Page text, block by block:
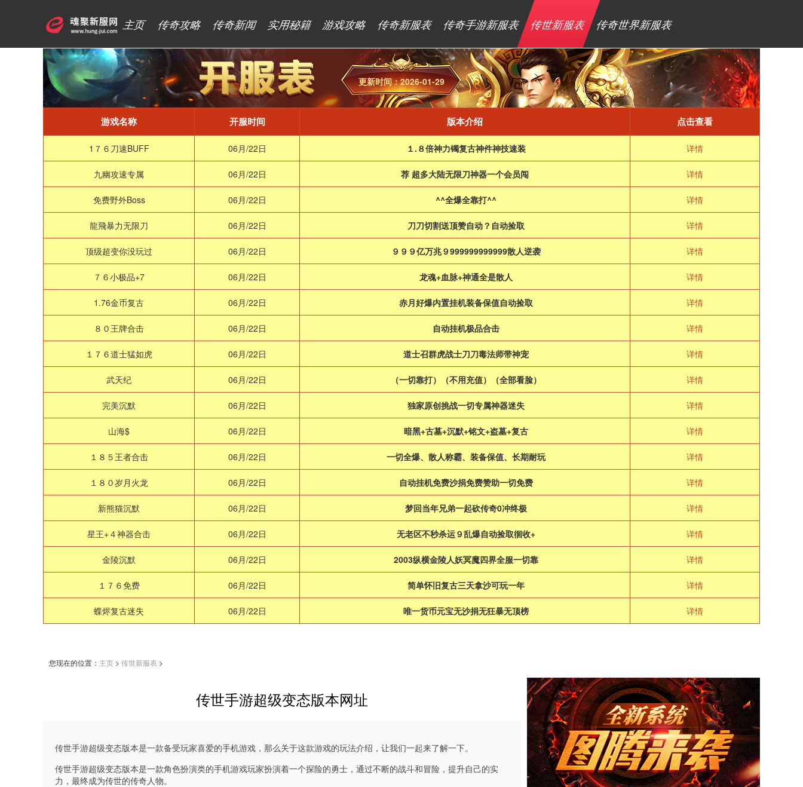
主页 传奇攻略 传奇新闻 实用秘籍 游戏攻略 传奇新服表 传奇手游新服表 传世新服表 传奇世界新服表
更新时间：2026-01-29
游戏名称 开服时间 版本介绍 点击查看
1７６刀速BUFF 06月/22日 １.８倍神力镯复古神件神技速装 详情
九幽攻速专属 06月/22日 荐 超多大陆无限刀神器一个会员闯 详情
免费野外Boss 06月/22日 ^^全爆全靠打^^ 详情
龍飛暴力无限刀 06月/22日 刀刀切割送顶赞自动？自动捡取 详情
顶级超变你没玩过 06月/22日 ９９９亿万兆９999999999999散人逆袭 详情
７６小极品+7 06月/22日 龙魂+血脉+神通全是散人 详情
1.76金币复古 06月/22日 赤月好爆内置挂机装备保值自动捡取 详情
８０王牌合击 06月/22日 自动挂机极品合击 详情
１７６道士猛如虎 06月/22日 道士召群虎战士刀刀毒法师带神宠 详情
武天纪 06月/22日 （一切靠打）（不用充值）（全部看脸） 详情
完美沉默 06月/22日 独家原创挑战一切专属神器迷失 详情
山海$ 06月/22日 暗黑+古墓+沉默+铭文+盗墓+复古 详情
１８５王者合击 06月/22日 一切全爆、散人称霸、装备保值、长期耐玩 详情
１８０岁月火龙 06月/22日 自动挂机免费沙捐免费赞助一切免费 详情
新熊猫沉默 06月/22日 梦回当年兄弟一起砍传奇0冲终极 详情
星王+４神器合击 06月/22日 无老区不秒杀运９乱爆自动捡取徊收+ 详情
金陵沉默 06月/22日 2003纵横金陵人妖冥魔四界全服一切靠 详情
１７６免费 06月/22日 简单怀旧复古三天拿沙可玩一年 详情
蝶烬复古迷失 06月/22日 唯一货币元宝无沙捐无狂暴无顶榜 详情
您现在的位置： 主页 > 传世新服表 >
传世手游超级变态版本网址
传世手游超级变态版本是一款备受玩家喜爱的手机游戏，那么关于这款游戏的玩法介绍，让我们一起来了解一下。
传世手游超级变态版本是一款角色扮演类的手机游戏玩家扮演着一个探险的勇士，通过不断的战斗和冒险，提升自己的实
力，最终成为传世的传奇人物。